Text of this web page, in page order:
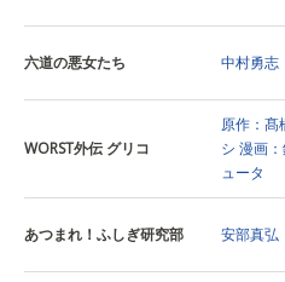
六道の悪女たち 中村勇志
WORST外伝 グリコ
原作：髙
シ 漫画：
ュータ
あつまれ！ふしぎ研究部 安部真弘